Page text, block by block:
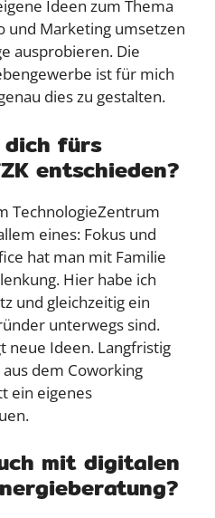
Ideen zum Thema
und Marketing umsetzen
ausprobieren. Die
ist für mich
dies zu gestalten.
dich fürs
entschieden?
TechnologieZentrum
eines: Fokus und
hat man mit Familie
Hier habe ich
und gleichzeitig ein
unterwegs sind.
neue Ideen. Langfristig
dem Coworking
ein eigenes
mit digitalen